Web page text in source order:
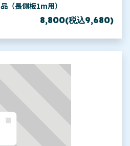
（長側板1m用）
8,800(税込9,680)